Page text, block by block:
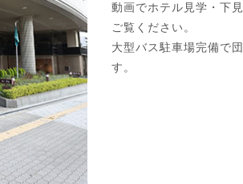
動画でホテル見学・下
ご覧ください。
大型バス駐車場完備で
す。